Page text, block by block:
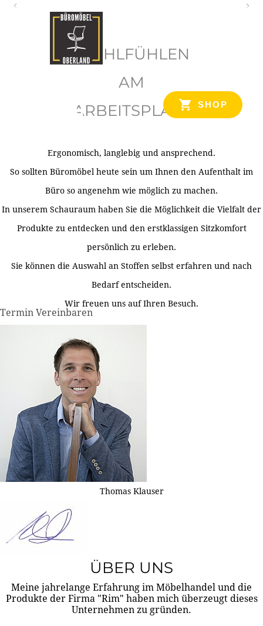
SHOP
WOHLFÜHLEN
AM
ARBEITSPLATZ
Ergonomisch, langlebig und ansprechend.
So sollten Büromöbel heute sein um Ihnen den Aufenthalt im
Büro so angenehm wie möglich zu machen.
In unserem Schauraum haben Sie die Möglichkeit die Vielfalt der
Produkte zu entdecken und den erstklassigen Sitzkomfort
persönlich zu erleben.
Sie können die Auswahl an Stoffen selbst erfahren und nach
Bedarf entscheiden.
Wir freuen uns auf Ihren Besuch.
Termin Vereinbaren
Thomas Klauser
ÜBER UNS
Meine jahrelange Erfahrung im Möbelhandel und die
Produkte der Firma "Rim" haben mich überzeugt dieses
Unternehmen zu gründen.